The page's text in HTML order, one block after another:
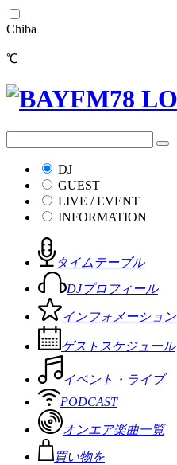
Chiba
℃
DJ
GUEST
LIVE / EVENT
INFORMATION
タイムテーブル
DJプロフィール
インフォメーション
ゲストスケジュール
イベント・ライブ
PODCAST
オンエア楽曲一覧
買い物を